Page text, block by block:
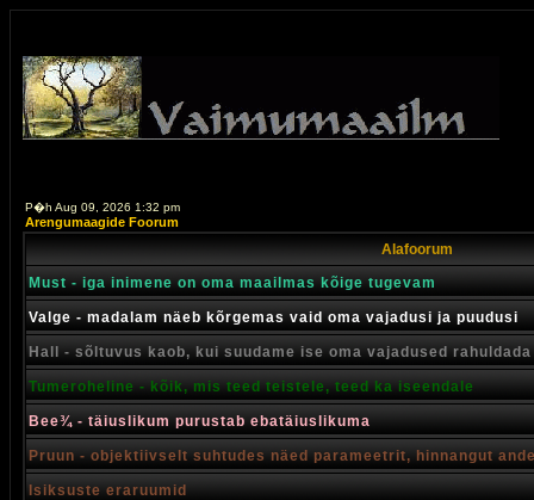
P�h Aug 09, 2026 1:32 pm
Arengumaagide Foorum
Alafoorum
Must - iga inimene on oma maailmas kõige tugevam
Valge - madalam näeb kõrgemas vaid oma vajadusi ja puudusi
Hall - sõltuvus kaob, kui suudame ise oma vajadused rahuldada
Tumeroheline - kõik, mis teed teistele, teed ka iseendale
Bee¾ - täiuslikum purustab ebatäiuslikuma
Pruun - objektiivselt suhtudes näed parameetrit, hinnangut
Isiksuste eraruumid